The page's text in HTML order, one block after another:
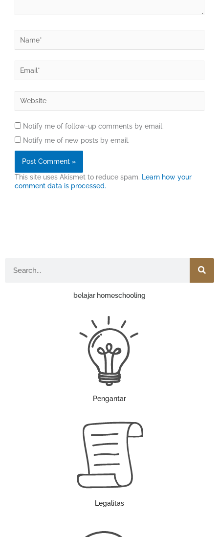
Notify me of follow-up comments by email.
Notify me of new posts by email.
This site uses Akismet to reduce spam. Learn how your
comment data is processed.
belajar homeschooling
Pengantar
Legalitas